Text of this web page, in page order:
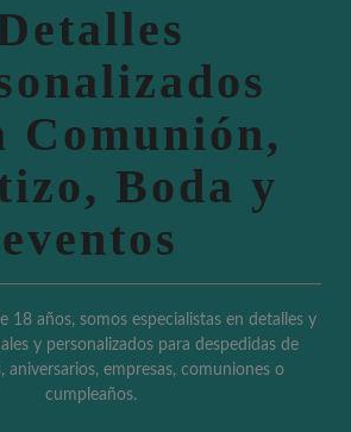
Comunión,
Boda y
eventos
18 años, somos especialistas en detalles y
y personalizados para despedidas de
aniversarios, empresas, comuniones o
cumpleaños.